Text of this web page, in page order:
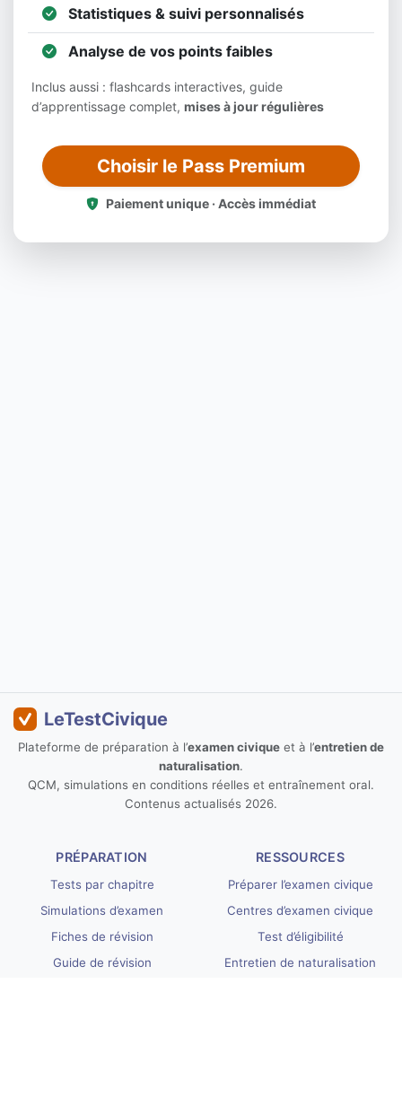
Statistiques & suivi personnalisés
Analyse de vos points faibles
Inclus aussi : flashcards interactives, guide
d’apprentissage complet, mises à jour régulières
Choisir le Pass Premium
Paiement unique · Accès immédiat
LeTestCivique
Plateforme de préparation à l’examen civique et à l’entretien de
naturalisation.
QCM, simulations en conditions réelles et entraînement oral.
Contenus actualisés 2026.
PRÉPARATION
Tests par chapitre
Simulations d’examen
Fiches de révision
Guide de révision
RESSOURCES
Préparer l’examen civique
Centres d’examen civique
Test d’éligibilité
Entretien de naturalisation